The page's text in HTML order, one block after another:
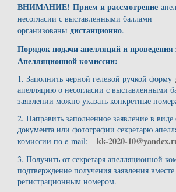
ВНИМАНИЕ! Прием и рассмотрение
несогласии с выставленными баллами
организованы дистанционно.
Порядок подачи апелляций и проведения
Апелляционной комиссии:
1. Заполнить черной гелевой ручкой форму
апелляцию о несогласии с выставленными
заявлении можно указать конкретные
2. Направить заполненное заявление в
документа или фотографии секретарю
комиссии по e-mail:
kk-2020-
3. Получить от секретаря апелляционной
подтверждение получения заявления вместе
регистрационным номером.